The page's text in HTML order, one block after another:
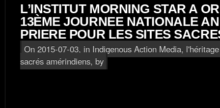
L’INSTITUT MORNING STAR A
13ÈME JOURNEE NATIONALE
PRIERE POUR LES SITES
On 2015-07-03, in Indigenous Action Media,
sacrés amérindiens, by